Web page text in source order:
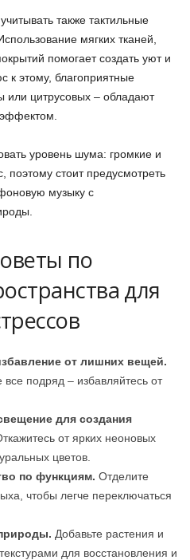
также тактильные
мягких тканей,
помогает создать уют и
к этому, благоприятные
цитрусовых – обладают
уровень шума: громкие и
поэтому стоит предусмотреть
музыку с
по
для
от лишних вещей.
подряд – избавляйтесь от
для создания
от ярких неоновых
цветов.
по функциям. Отделите
чтобы легче переключаться
Добавьте растения и
для восстановления и